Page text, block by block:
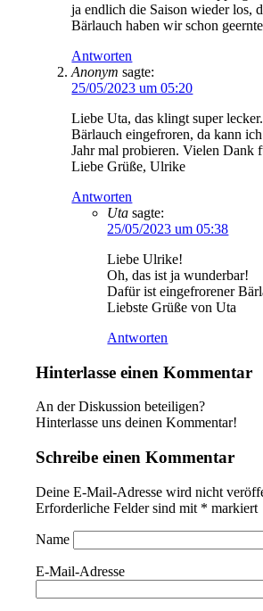
ja endlich die Saison wieder los,
Bärlauch haben wir schon
Antworten
Anonym sagte:
25/05/2023 um 05:20
Liebe Uta, das klingt super
Bärlauch eingefroren, da kann ich
Jahr mal probieren. Vielen Dank
Liebe Grüße, Ulrike
Antworten
Uta sagte:
25/05/2023 um 05:38
Liebe Ulrike!
Oh, das ist ja wunderbar!
Dafür ist eingefrorener
Liebste Grüße von Uta
Antworten
Hinterlasse einen Kommentar
An der Diskussion beteiligen?
Hinterlasse uns deinen Kommentar!
Schreibe einen Kommentar
Deine E-Mail-Adresse wird nicht
Erforderliche Felder sind mit * markiert
Name
E-Mail-Adresse